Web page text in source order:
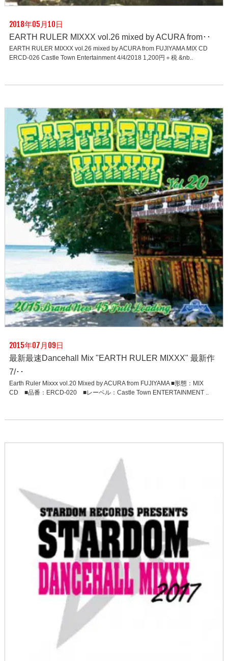
2018年05月10日
EARTH RULER MIXXX vol.26 mixed by ACURA from･･
EARTH RULER MIXXX vol.26 mixed by ACURA from FUJIYAMA MIX CD
ERCD-026 Castle Town Entertainment 4/4/2018 1,200円＋税 &nb..
2015年07月09日
最新最速Dancehall Mix "EARTH RULER MIXXX" 最新作
7/･･
Earth Ruler Mixxx vol.20 Mixed by ACURA from FUJIYAMA ■形態：MIX
CD ■品番：ERCD-020 ■レーベル：Castle Town ENTERTAINMENT ..